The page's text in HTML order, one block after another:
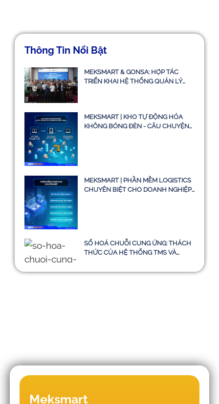
Thông Tin Nổi Bật
MEKSMART & GONSA: HỢP TÁC
TRIỂN KHAI HỆ THỐNG QUẢN LÝ
MEKSMART | KHO TỰ ĐỘNG HÓA
KHÔNG BÓNG ĐÈN - CÂU CHUYỆN
MEKSMART | PHẦN MỀM LOGISTICS
CHUYÊN BIỆT CHO DOANH NGHIỆP
SỐ HOÁ CHUỖI CUNG ỨNG: THÁCH
THỨC CỦA HỆ THỐNG TMS VÀ
2030
triển khai WMS - TMS thất bại
Meksmart